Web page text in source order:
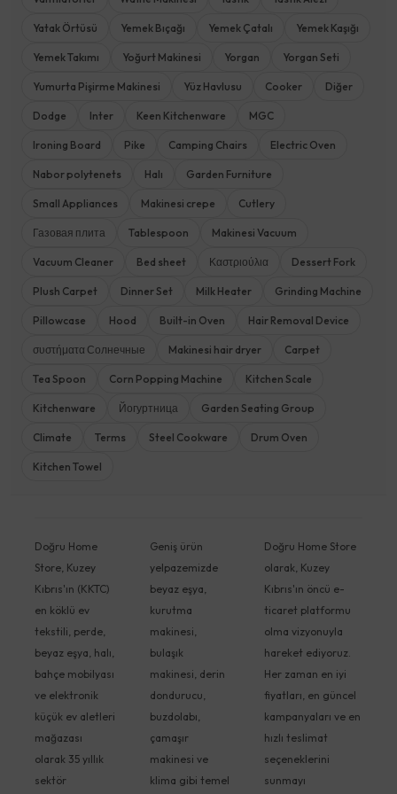
Yatak Örtüsü Yemek Bıçağı Yemek Çatalı Yemek Kaşığı
Yemek Takımı Yoğurt Makinesi Yorgan Yorgan Seti
Yumurta Pişirme Makinesi Yüz Havlusu Cooker Diğer
Dodge Inter Keen Kitchenware MGC
Ironing Board Pike Camping Chairs Electric Oven
Nabor polytenets Halı Garden Furniture
Small Appliances Makinesi crepe Cutlery
Газовая плита Tablespoon Makinesi Vacuum
Vacuum Cleaner Bed sheet Καστριούλια Dessert Fork
Plush Carpet Dinner Set Milk Heater Grinding Machine
Pillowcase Hood Built-in Oven Hair Removal Device
συστήματα Солнечные Makinesi hair dryer Carpet
Tea Spoon Corn Popping Machine Kitchen Scale
Kitchenware Йогуртница Garden Seating Group
Climate Terms Steel Cookware Drum Oven
Kitchen Towel
Doğru Home
Store, Kuzey
Kıbrıs'ın (KKTC)
en köklü ev
tekstili, perde,
beyaz eşya, halı,
bahçe mobilyası
ve elektronik
küçük ev aletleri
mağazası
olarak 35 yıllık
sektör
Geniş ürün
yelpazemizde
beyaz eşya,
kurutma
makinesi,
bulaşık
makinesi, derin
dondurucu,
buzdolabı,
çamaşır
makinesi ve
klima gibi temel
Doğru Home Store
olarak, Kuzey
Kıbrıs'ın öncü e-
ticaret platformu
olma vizyonuyla
hareket ediyoruz.
Her zaman en iyi
fiyatları, en güncel
kampanyaları ve en
hızlı teslimat
seçeneklerini
sunmayı